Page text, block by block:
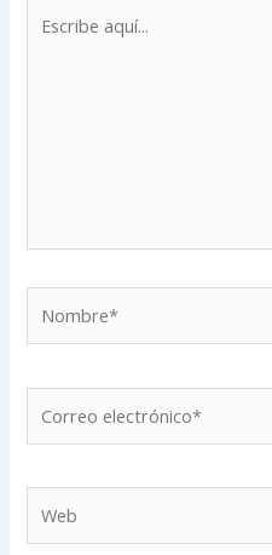
aquí...
electrónico*